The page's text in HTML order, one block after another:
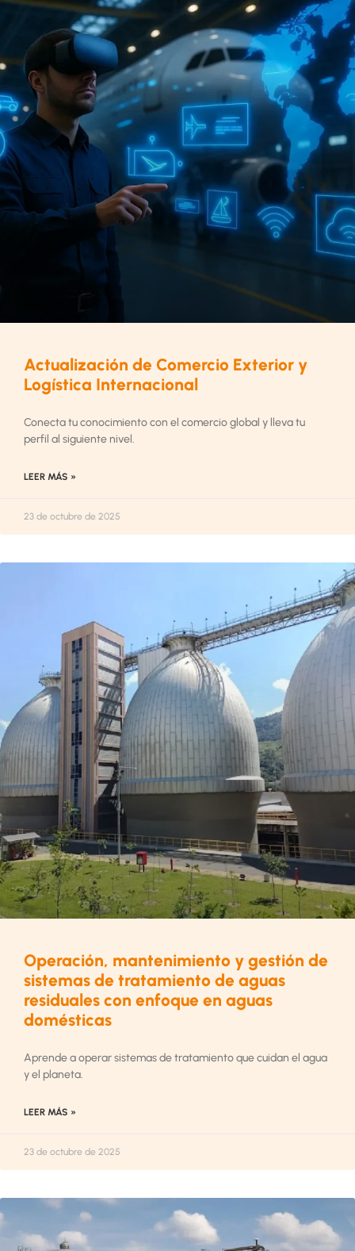
Actualización de Comercio Exterior y
Logística Internacional
Conecta tu conocimiento con el comercio global y lleva tu
perfil al siguiente nivel.
LEER MÁS »
23 de octubre de 2025
Operación, mantenimiento y gestión de
sistemas de tratamiento de aguas
residuales con enfoque en aguas
domésticas
Aprende a operar sistemas de tratamiento que cuidan el agua
y el planeta.
LEER MÁS »
23 de octubre de 2025